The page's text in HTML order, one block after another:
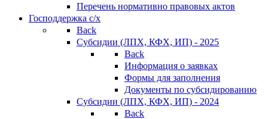
Перечень нормативно правовых актов
Господдержка с/х
Back
Субсидии (ЛПХ, КФХ, ИП) - 2025
Back
Информация о заявках
Формы для заполнения
Документы по субсидированию
Субсидии (ЛПХ, КФХ, ИП) - 2024
Back